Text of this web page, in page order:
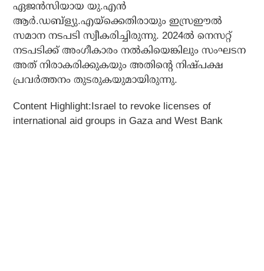
ഏജന്‍സിയായ യു.എന്‍
ആര്‍.ഡബ്‌ള്യു.എയ്‌ക്കെതിരായും ഇസ്രഈല്‍
സമാന നടപടി സ്വീകരിച്ചിരുന്നു. 2024ല്‍ നെസറ്റ്
നടപടിക്ക് അംഗീകാരം നല്‍കിയെങ്കിലും സംഘടന
അത് നിരാകരിക്കുകയും അതിന്റെ നിഷ്പക്ഷ
പ്രവര്‍ത്തനം തുടരുകയുമായിരുന്നു.
Content Highlight:Israel to revoke licenses of
international aid groups in Gaza and West Bank